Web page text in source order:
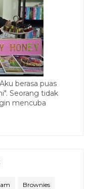
berasa puas
Seorang tidak
mencuba
Brownies